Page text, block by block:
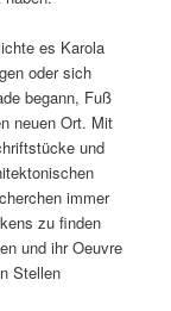
es Karola
oder sich
begann, Fuß
neuen Ort. Mit
und
immer
zu finden
und ihr Oeuvre
Stellen